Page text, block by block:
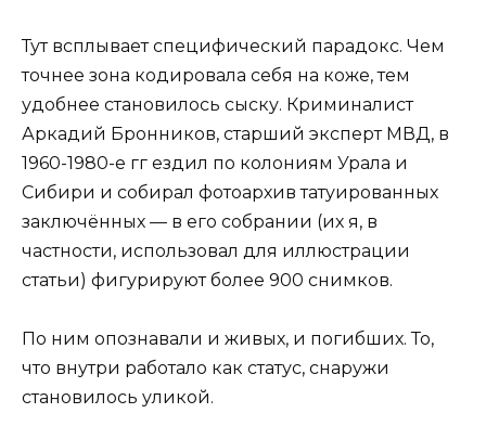
Тут всплывает специфический парадокс. Чем
точнее зона кодировала себя на коже, тем
удобнее становилось сыску. Криминалист
Аркадий Бронников, старший эксперт МВД, в
1960-1980-е гг ездил по колониям Урала и
Сибири и собирал фотоархив татуированных
заключённых — в его собрании (их я, в
частности, использовал для иллюстрации
статьи) фигурируют более 900 снимков.
По ним опознавали и живых, и погибших. То,
что внутри работало как статус, снаружи
становилось уликой.